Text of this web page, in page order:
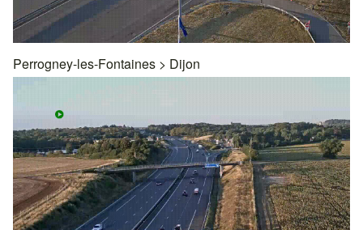
Perrogney-les-Fontaines > Dijon